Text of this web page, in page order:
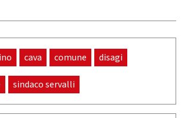
cava comune disagi
sindaco servalli